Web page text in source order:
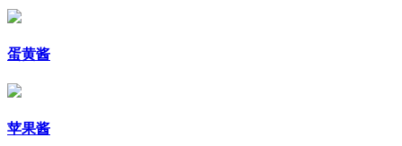
蛋黄酱
苹果酱